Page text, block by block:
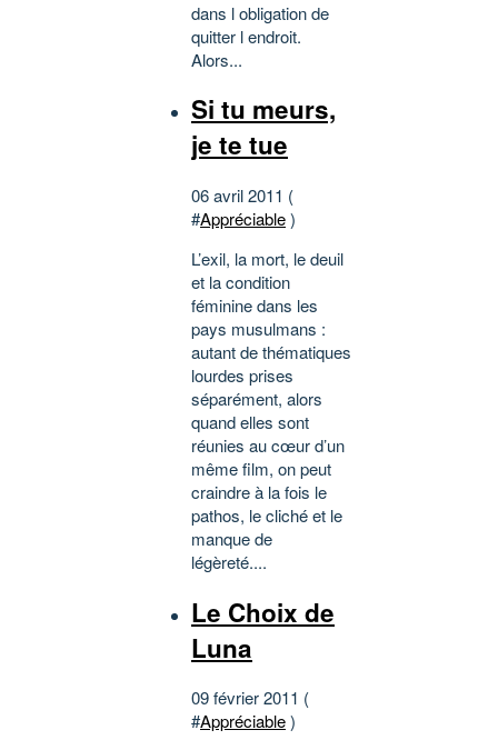
dans l obligation de
quitter l endroit.
Alors...
Si tu meurs,
je te tue
06 avril 2011 (
#Appréciable)
L’exil, la mort, le deuil
et la condition
féminine dans les
pays musulmans :
autant de thématiques
lourdes prises
séparément, alors
quand elles sont
réunies au cœur d’un
même film, on peut
craindre à la fois le
pathos, le cliché et le
manque de
légèreté....
Le Choix de
Luna
09 février 2011 (
#Appréciable)